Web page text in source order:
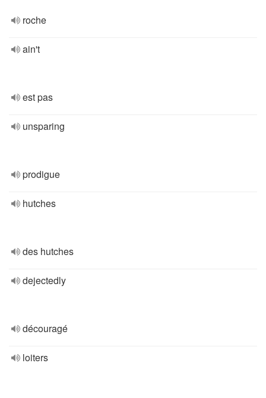
roche
ain't
est pas
unsparing
prodigue
hutches
des hutches
dejectedly
découragé
loiters